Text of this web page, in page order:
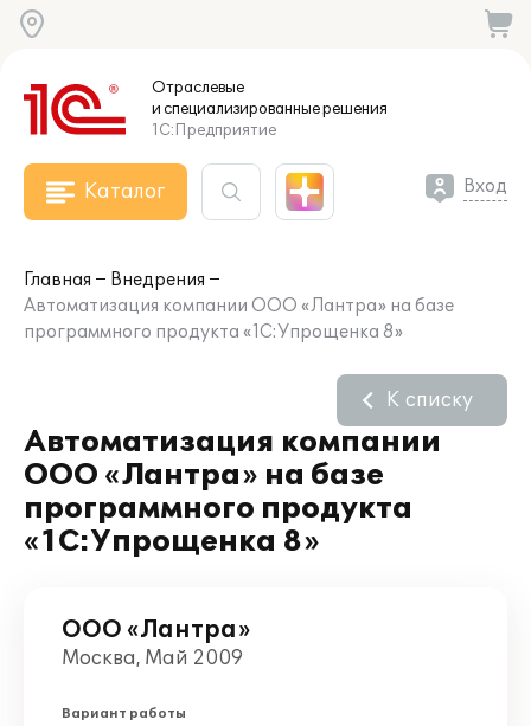
Отраслевые
и специализированныерешения
1С:Предприятие
Каталог Вход
Главная
Внедрения
Автоматизация компании ООО «Лантра» на базе
программного продукта «1С:Упрощенка 8»
Автоматизация компании
ООО «Лантра» на базе
программного продукта
«1С:Упрощенка 8»
К списку
ООО «Лантра»
Москва, Май 2009
Вариант работы